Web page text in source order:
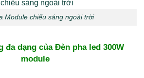
Module chiếu sáng ngoài trời
đa dạng của Đèn pha led 300W
module